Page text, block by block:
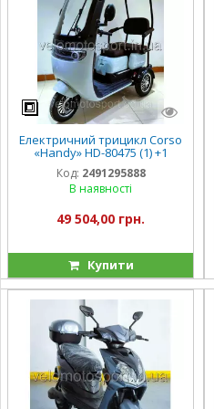
Електричний трицикл Corso
«Handy» HD-80475 (1) +1
ЯЩИК АКУМ., двигун 800W,
акумулятор 72V/20Ah,
колеса 300-10,
Код: 2491295888
В наявності
49 504,00 грн.
Купити